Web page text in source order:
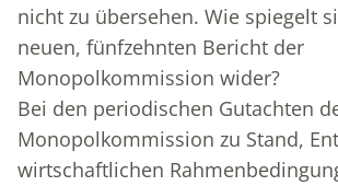
nicht zu übersehen. Wie spiegelt
neuen, fünfzehnten Bericht der
Monopolkommission wider?
Bei den periodischen Gutachten
Monopolkommission zu Stand,
wirtschaftlichen